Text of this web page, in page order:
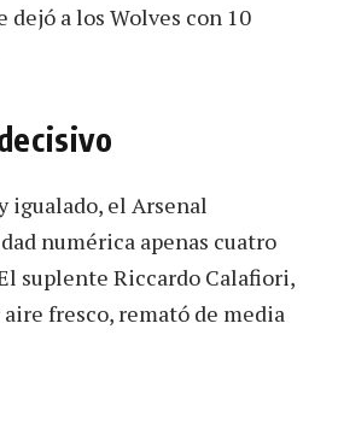
a los Wolves con 10
igualado, el Arsenal
numérica apenas cuatro
suplente Riccardo Calafiori,
fresco, remató de media